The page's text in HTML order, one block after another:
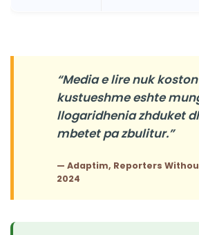
“Media e lire nuk
kustueshme eshte
llogaridhenia zhduket
mbetet pa zbulitur.”
— Adaptim, Reporters
2024